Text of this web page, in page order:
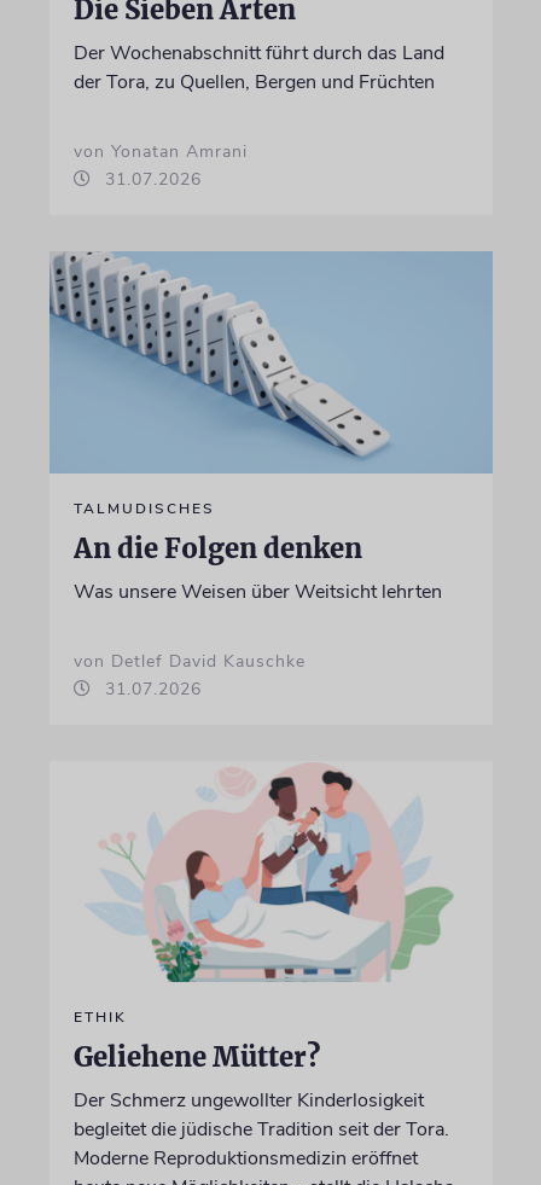
Die Sieben Arten
Der Wochenabschnitt führt durch das Land
der Tora, zu Quellen, Bergen und Früchten
von Yonatan Amrani
31.07.2026
TALMUDISCHES
An die Folgen denken
Was unsere Weisen über Weitsicht lehrten
von Detlef David Kauschke
31.07.2026
ETHIK
Geliehene Mütter?
Der Schmerz ungewollter Kinderlosigkeit
begleitet die jüdische Tradition seit der Tora.
Moderne Reproduktionsmedizin eröffnet